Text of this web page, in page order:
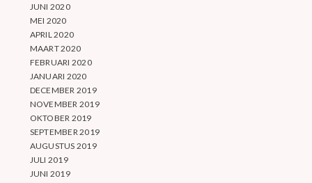
JUNI 2020
MEI 2020
APRIL 2020
MAART 2020
FEBRUARI 2020
JANUARI 2020
DECEMBER 2019
NOVEMBER 2019
OKTOBER 2019
SEPTEMBER 2019
AUGUSTUS 2019
JULI 2019
JUNI 2019